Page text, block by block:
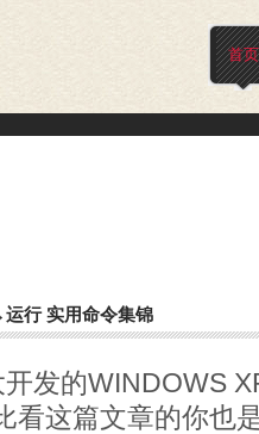
首页
行 实用命令集锦
发的WINDOWS
看这篇文章的你也